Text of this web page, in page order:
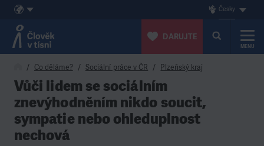
Přeskočit na obsah
Česky
DARUJTE
MENU
Co děláme? Sociální práce v ČR Plzeňský kraj
Vůči lidem se sociálním
znevýhodněním nikdo soucit,
sympatie nebo ohleduplnost
nechová